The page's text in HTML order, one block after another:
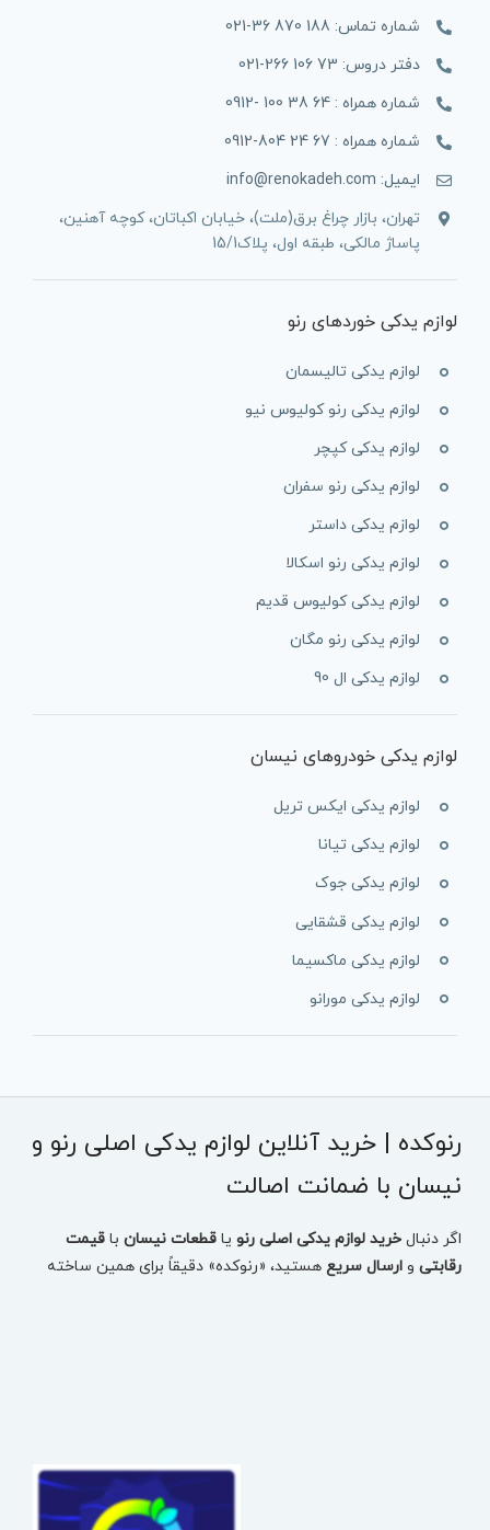
شماره تماس: 188 870 36-021
دفتر دروس: 73 106 266-021
شماره همراه : 64 38 100 -0912
شماره همراه : 67 24 804-0912
ایمیل: info@renokadeh.com
تهران، بازار چراغ برق(ملت)، خیابان اکباتان، کوچه آهنین،
پاساژ مالکی، طبقه اول، پلاک15/1
لوازم یدکی خوردهای رنو
لوازم یدکی تالیسمان
لوازم یدکی رنو کولیوس نیو
لوازم یدکی کپچر
لوازم یدکی رنو سفران
لوازم یدکی داستر
لوازم یدکی رنو اسکالا
لوازم یدکی کولیوس قدیم
لوازم یدکی رنو مگان
لوازم یدکی ال 90
لوازم یدکی خودروهای نیسان
لوازم یدکی ایکس تریل
لوازم یدکی تیانا
لوازم یدکی جوک
لوازم یدکی قشقایی
لوازم یدکی ماکسیما
لوازم یدکی مورانو
رنوکده | خرید آنلاین لوازم یدکی اصلی رنو و
نیسان با ضمانت اصالت
اگر دنبالخرید لوازم یدکی اصلی رنو یاقطعات نیسان باقیمت
رقابتی وارسال سریع هستید، «رنوکده» دقیقاً برای همین ساخته
خرید لوازم یدکی رنو بر اساس مدل خودرو (سریع و دقیق)
برای اینکه انتخاب قطعه اشتباه نشود، می‌توانید از همان ابتدا مدل